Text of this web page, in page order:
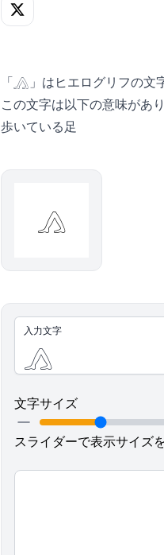
「𓂻」はヒエログリフの文
この文字は以下の意味があ
歩いている足
𓂻
入力文字
文字サイズ
スライダーで表示サイズ